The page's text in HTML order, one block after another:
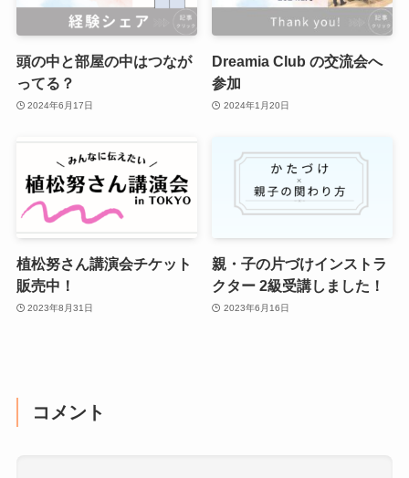
頭の中と部屋の中はつなが
ってる？
2024年6月17日
Dreamia Club の交流会へ
参加
2024年1月20日
植松努さん講演会チケット
販売中！
2023年8月31日
親・子の片づけインストラ
クター 2級受講しました！
2023年6月16日
コメント